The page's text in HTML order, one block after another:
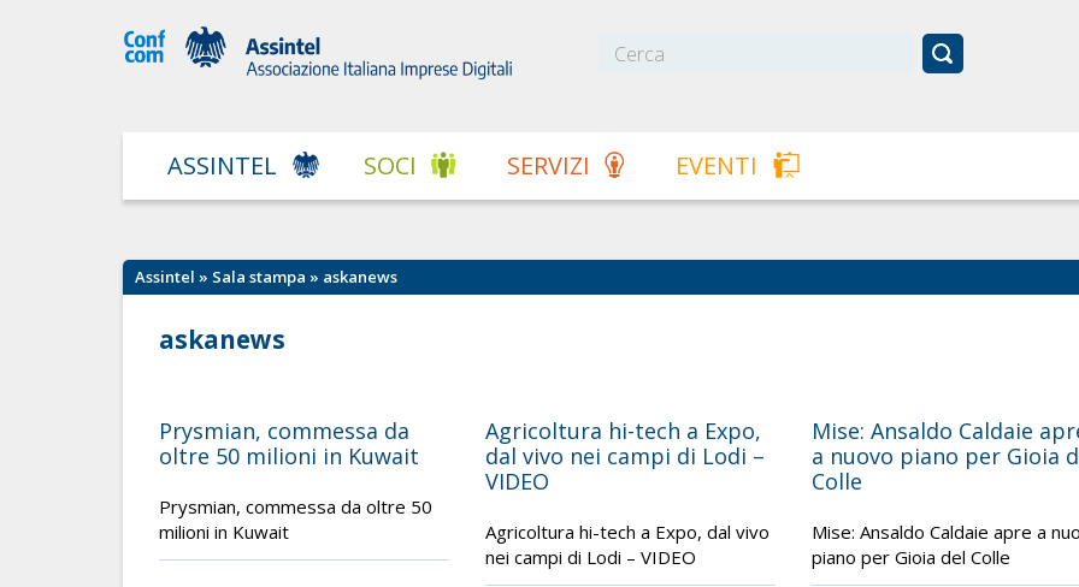
ASSINTEL SOCI SERVIZI EVENTI
Assintel » Sala stampa » askanews
askanews
Prysmian, commessa da
oltre 50 milioni in Kuwait
Prysmian, commessa da oltre 50
milioni in Kuwait
Agricoltura hi-tech a Expo,
dal vivo nei campi di Lodi –
VIDEO
Agricoltura hi-tech a Expo, dal vivo
nei campi di Lodi – VIDEO
Mise: Ansaldo Caldaie
a nuovo piano per Gioia
Colle
Mise: Ansaldo Caldaie apre a
piano per Gioia del Colle